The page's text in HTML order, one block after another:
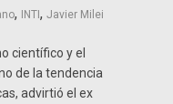
, INTI,Javier Milei
científico y el
de la tendencia
advirtió el ex